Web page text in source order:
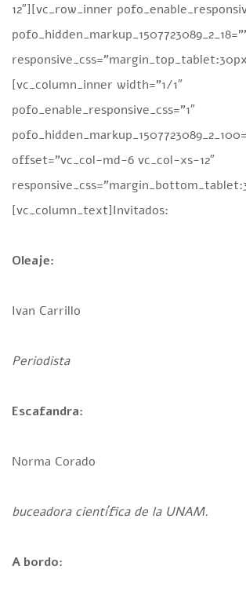
12″][vc_row_inner
[vc_column_inner width=”1/1″
pofo_enable_responsive_css=”1″
offset=”vc_col-md-6 vc_col-xs-12″
[vc_column_text]Invitados:
Oleaje:
Ivan Carrillo
Periodista
Escafandra:
Norma Corado
buceadora científica de la UNAM.
A bordo: